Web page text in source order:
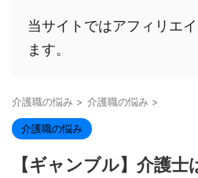
当サイトではアフィリエ
ます。
介護職の悩み > 介護職の悩み >
介護職の悩み
【ギャンブル】介護